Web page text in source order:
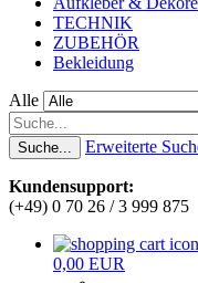
TECHNIK
ZUBEHÖR
Bekleidung
Alle
Suche... Erweiterte
Kundensupport:
(+49) 0 70 26 / 3 999 875
0,00 EUR